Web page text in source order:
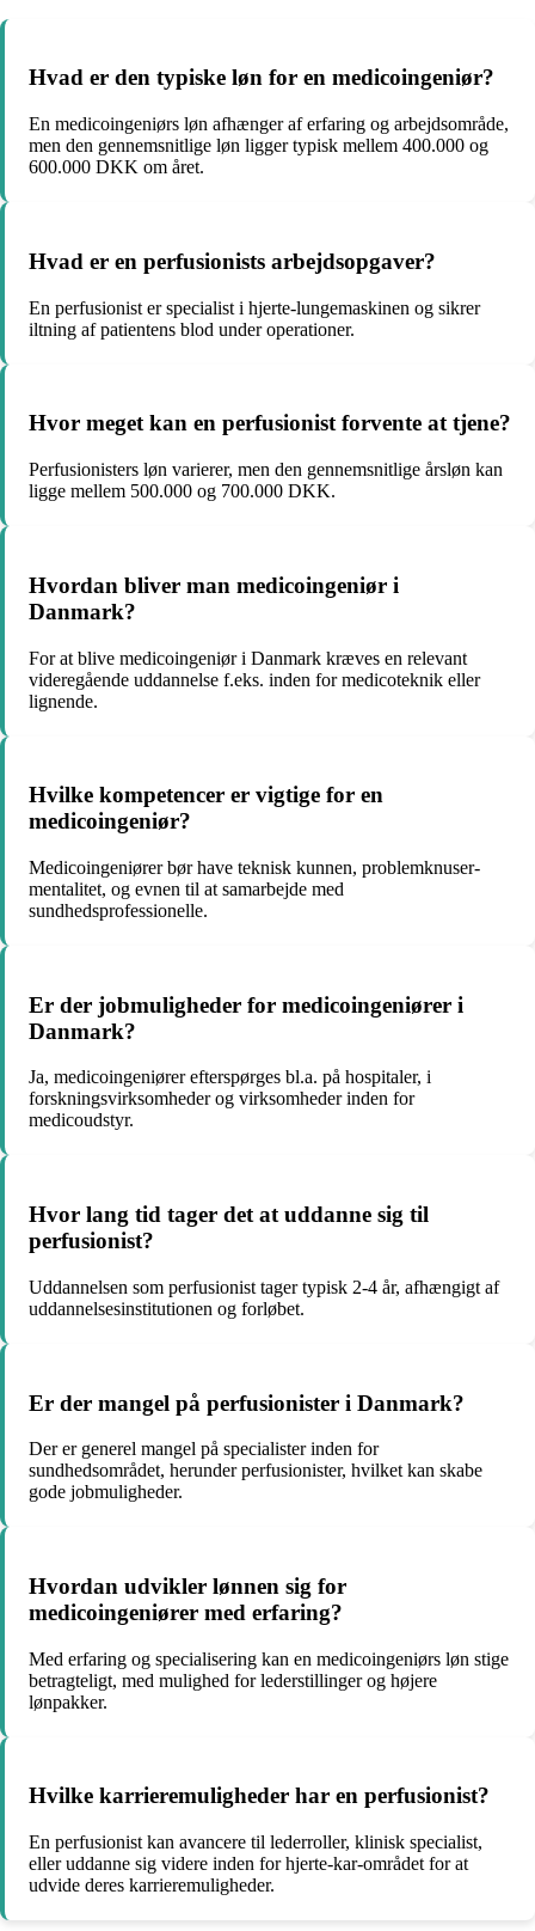
Hvad er den typiske løn for en medicoingeniør?
En medicoingeniørs løn afhænger af erfaring og arbejdsområde,
men den gennemsnitlige løn ligger typisk mellem 400.000 og
600.000 DKK om året.
Hvad er en perfusionists arbejdsopgaver?
En perfusionist er specialist i hjerte-lungemaskinen og sikrer
iltning af patientens blod under operationer.
Hvor meget kan en perfusionist forvente at tjene?
Perfusionisters løn varierer, men den gennemsnitlige årsløn kan
ligge mellem 500.000 og 700.000 DKK.
Hvordan bliver man medicoingeniør i
Danmark?
For at blive medicoingeniør i Danmark kræves en relevant
videregående uddannelse f.eks. inden for medicoteknik eller
lignende.
Hvilke kompetencer er vigtige for en
medicoingeniør?
Medicoingeniører bør have teknisk kunnen, problemknuser-
mentalitet, og evnen til at samarbejde med
sundhedsprofessionelle.
Er der jobmuligheder for medicoingeniører i
Danmark?
Ja, medicoingeniører efterspørges bl.a. på hospitaler, i
forskningsvirksomheder og virksomheder inden for
medicoudstyr.
Hvor lang tid tager det at uddanne sig til
perfusionist?
Uddannelsen som perfusionist tager typisk 2-4 år, afhængigt af
uddannelsesinstitutionen og forløbet.
Er der mangel på perfusionister i Danmark?
Der er generel mangel på specialister inden for
sundhedsområdet, herunder perfusionister, hvilket kan skabe
gode jobmuligheder.
Hvordan udvikler lønnen sig for
medicoingeniører med erfaring?
Med erfaring og specialisering kan en medicoingeniørs løn stige
betragteligt, med mulighed for lederstillinger og højere
lønpakker.
Hvilke karrieremuligheder har en perfusionist?
En perfusionist kan avancere til lederroller, klinisk specialist,
eller uddanne sig videre inden for hjerte-kar-området for at
udvide deres karrieremuligheder.